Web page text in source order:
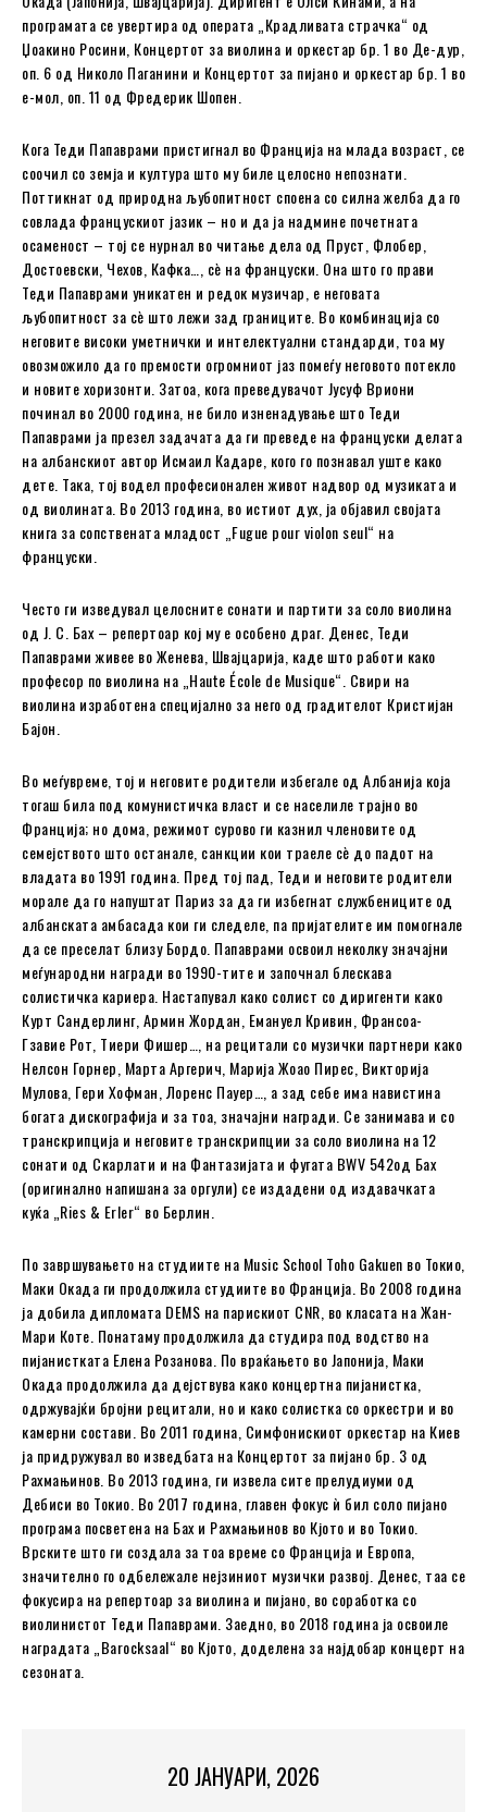
програмата се увертира од операта „Крадливата страчка“ од
Џоакино Росини, Концертот за виолина и оркестар бр. 1 во Де-дур,
оп. 6 од Николо Паганини и Концертот за пијано и оркестар бр. 1 во
е-мол, оп. 11 од Фредерик Шопен.
Кога Теди Папаврами пристигнал во Франција на млада возраст, се
соочил со земја и култура што му биле целосно непознати.
Поттикнат од природна љубопитност споена со силна желба да го
совлада францускиот јазик – но и да ја надмине почетната
осаменост – тој се нурнал во читање дела од Пруст, Флобер,
Достоевски, Чехов, Кафка…, сè на француски. Она што го прави
Теди Папаврами уникатен и редок музичар, е неговата
љубопитност за сè што лежи зад границите. Во комбинација со
неговите високи уметнички и интелектуални стандарди, тоа му
овозможило да го премости огромниот јаз помеѓу неговото потекло
и новите хоризонти. Затоа, кога преведувачот Јусуф Вриони
починал во 2000 година, не било изненадување што Теди
Папаврами ја презел задачата да ги преведе на француски делата
на албанскиот автор Исмаил Кадаре, кого го познавал уште како
дете. Така, тој водел професионален живот надвор од музиката и
од виолината. Во 2013 година, во истиот дух, ја објавил својата
книга за сопствената младост „Fugue pour violon seul“ на
француски.
Често ги изведувал целосните сонати и партити за соло виолина
од Ј. С. Бах – репертоар кој му е особено драг. Денес, Теди
Папаврами живее во Женева, Швајцарија, каде што работи како
професор по виолина на „Haute École de Musique“. Свири на
виолина изработена специјално за него од градителот Кристијан
Бајон.
Во меѓувреме, тој и неговите родители избегале од Албанија која
тогаш била под комунистичка власт и се населиле трајно во
Франција; но дома, режимот сурово ги казнил членовите од
семејството што останале, санкции кои траеле сè до падот на
владата во 1991 година. Пред тој пад, Теди и неговите родители
морале да го напуштат Париз за да ги избегнат службениците од
албанската амбасада кои ги следеле, па пријателите им помогнале
да се преселат близу Бордо. Папаврами освоил неколку значајни
меѓународни награди во 1990-тите и започнал блескава
солистичка кариера. Настапувал како солист со диригенти како
Курт Сандерлинг, Армин Жордан, Емануел Кривин, Франсоа-
Гзавие Рот, Тиери Фишер…, на рецитали со музички партнери како
Нелсон Горнер, Марта Аргерич, Марија Жоао Пирес, Викторија
Мулова, Гери Хофман, Лоренс Пауер…, а зад себе има навистина
богата дискографија и за тоа, значајни награди. Се занимава и со
транскрипција и неговите транскрипции за соло виолина на 12
сонати од Скарлати и на Фантазијата и фугата BWV 542од Бах
(оригинално напишана за оргули) се издадени од издавачката
куќа „Ries & Erler“ во Берлин.
По завршувањето на студиите на Music School Toho Gakuen во Токио,
Маки Окада ги продолжила студиите во Франција. Во 2008 година
ја добила дипломата DEMS на парискиот CNR, во класата на Жан-
Мари Коте. Понатаму продолжила да студира под водство на
пијанистката Елена Розанова. По враќањето во Јапонија, Маки
Окада продолжила да дејствува како концертна пијанистка,
одржувајќи бројни рецитали, но и како солистка со оркестри и во
камерни состави. Во 2011 година, Симфонискиот оркестар на Киев
ја придружувал во изведбата на Концертот за пијано бр. 3 од
Рахмањинов. Во 2013 година, ги извела сите прелудиуми од
Дебиси во Токио. Во 2017 година, главен фокус ѝ бил соло пијано
програма посветена на Бах и Рахмањинов во Кјото и во Токио.
Врските што ги создала за тоа време со Франција и Европа,
значително го одбележале нејзиниот музички развој. Денес, таа се
фокусира на репертоар за виолина и пијано, во соработка со
виолинистот Теди Папаврами. Заедно, во 2018 година ја освоиле
наградата „Barocksaal“ во Кјото, доделена за најдобар концерт на
сезоната.
20 ЈАНУАРИ, 2026